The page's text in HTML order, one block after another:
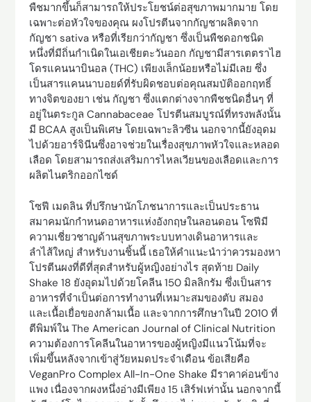
พืชมากขึ้นก็สามารถให้ประโยชน์ต่อสุขภาพมากมาย โดย
เฉพาะต่อหัวใจของคุณ ผงโปรตีนจากกัญชาผลิตจาก
กัญชา sativa หรือที่เรียกว่ากัญชา ซึ่งเป็นพืชดอกชนิด
หนึ่งที่มีถิ่นกำเนิดในเอเชียตะวันออก กัญชามีสารเตตราไฮ
โดรแคนนาบินอล (THC) เพียงเล็กน้อยหรือไม่มีเลย ซึ่ง
เป็นสารแคนนาบอยด์ที่รับผิดชอบต่อคุณสมบัติออกฤทธิ์
ทางจิตของยา เช่น กัญชา ซึ่งแตกต่างจากพืชชนิดอื่นๆ ที่
อยู่ในตระกูล Cannabaceae โปรตีนสมบูรณ์ที่ทรงพลังนั้น
มี BCAA สูงเป็นพิเศษ โดยเฉพาะลิวซีน นอกจากนี้ยังอุดม
ไปด้วยอาร์จินีนซึ่งอาจช่วยในเรื่องสุขภาพหัวใจและหลอด
เลือด โดยสามารถส่งเสริมการไหลเวียนของเลือดและการ
ผลิตไนตริกออกไซด์
โซฟี เมดลิน ที่ปรึกษานักโภชนาการและเป็นประธาน
สมาคมนักกำหนดอาหารแห่งอังกฤษในลอนดอน โซฟีมี
ความเชี่ยวชาญด้านสุขภาพระบบทางเดินอาหารและ
ลำไส้ใหญ่ สำหรับงานชิ้นนี้ เธอให้คำแนะนำว่าควรมองหา
โปรตีนผงที่ดีที่สุดสำหรับผู้หญิงอย่างไร สุดท้าย Daily
Shake 18 ยังอุดมไปด้วยโคลีน 150 มิลลิกรัม ซึ่งเป็นสาร
อาหารที่จำเป็นต่อการทำงานที่เหมาะสมของตับ สมอง
และเนื้อเยื่อของกล้ามเนื้อ และจากการศึกษาในปี 2010 ที่
ตีพิมพ์ใน The American Journal of Clinical Nutrition
ความต้องการโคลีนในอาหารของผู้หญิงมีแนวโน้มที่จะ
เพิ่มขึ้นหลังจากเข้าสู่วัยหมดประจำเดือน ข้อเสียคือ
VeganPro Complex All-In-One Shake มีราคาค่อนข้าง
แพง เนื่องจากผงหนึ่งอ่างมีเพียง 15 เสิร์ฟเท่านั้น นอกจากนี้